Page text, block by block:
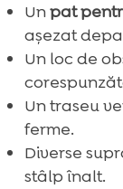
Unpat
așezat
Un loc de
Un traseu
ferme.
Diverse
stâlp înalt.